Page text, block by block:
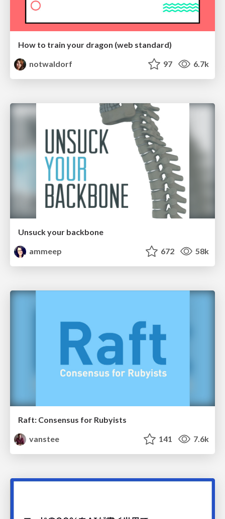
How to train your dragon (web standard)
notwaldorf
97 6.7k
Unsuck your backbone
ammeep
672 58k
Raft: Consensus for Rubyists
vanstee
141 7.6k